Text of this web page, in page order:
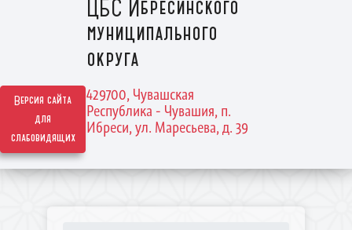
Версия сайта
для
слабовидящих
ЦБС Ибресинского
муниципального
округа
429700, Чувашская
Республика - Чувашия, п.
Ибреси, ул. Маресьева, д. 39